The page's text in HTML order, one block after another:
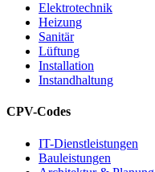
Elektrotechnik
Heizung
Sanitär
Lüftung
Installation
Instandhaltung
CPV-Codes
IT-Dienstleistungen
Bauleistungen